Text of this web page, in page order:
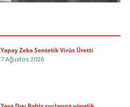
Yapay Zeka Sentetik Virüs Üretti
7 Ağustos 2026